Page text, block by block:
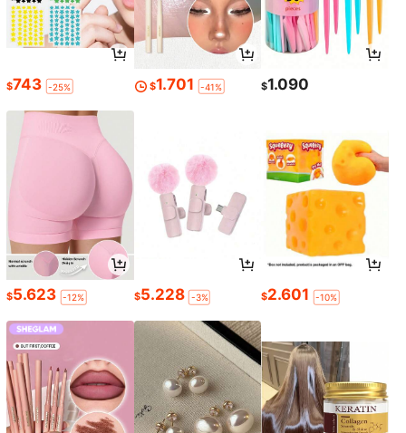
$743 -25% $1.701 -41% $1.090
$5.623 -12% $5.228 -3% $2.601 -10%